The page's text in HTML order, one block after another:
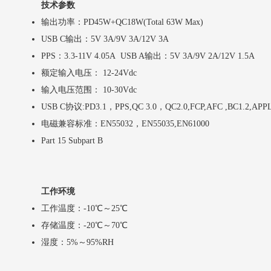
技术参数
输出功率：PD45W+QC18W(Total 63W Max)
USB C输出：5V 3A/9V 3A/12V 3A
PPS：3.3-11V 4.05A USB A输出：5V 3A/9V 2A/12V 1.5A
额定输入电压： 12-24Vdc
输入电压范围： 10-30Vdc
USB C协议:PD3.1，PPS,QC 3.0，QC2.0,FCP,AFC
电磁兼容标准：EN55032，EN55035,EN61000
Part 15 Subpart B
工作环境
工作温度：-10℃～25℃
存储温度：-20℃～70℃
湿度：5%～95%RH